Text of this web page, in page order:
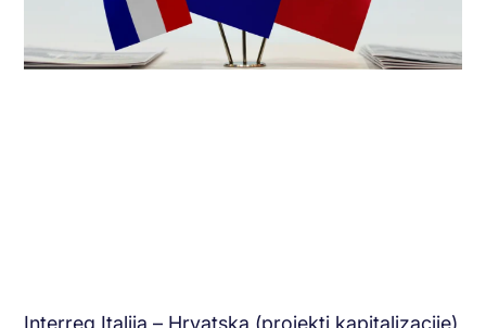
Interreg Italija – Hrvatska (projekti kapitalizacije)